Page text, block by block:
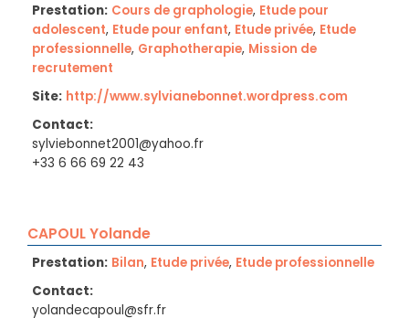
Prestation: Cours de graphologie, Etude pour
adolescent, Etude pour enfant, Etude privée, Etude
professionnelle, Graphotherapie, Mission de
recrutement
Site: http://www.sylvianebonnet.wordpress.com
Contact:
sylviebonnet2001@yahoo.fr
+33 6 66 69 22 43
CAPOUL Yolande
Prestation: Bilan, Etude privée, Etude professionnelle
Contact:
yolandecapoul@sfr.fr